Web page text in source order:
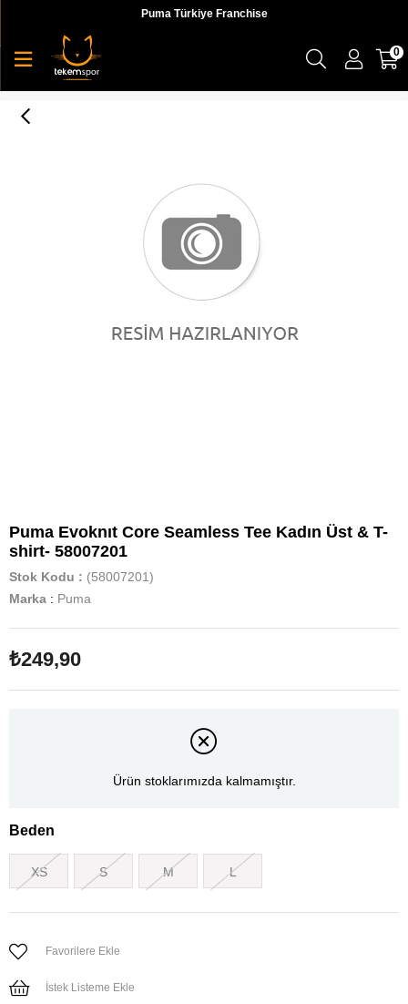
Puma Türkiye Franchise
0
Puma Evoknıt Core Seamless Tee Kadın Üst & T-
shirt- 58007201
Stok Kodu
(58007201)
Marka : Puma
₺249,90
Ürün stoklarımızda kalmamıştır.
Beden
XS S M L
Favorilere Ekle
İstek Listeme Ekle